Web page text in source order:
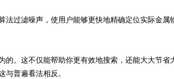
法过滤噪声，使用户能够更快地精确定位实际金属
的。这不仅能帮助你更有效地搜索，还能大大节省
普遍看法相反。